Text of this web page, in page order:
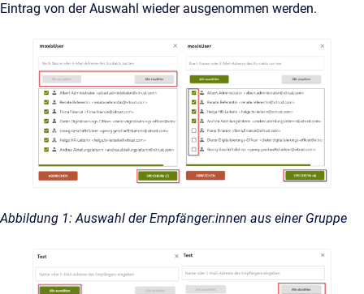
Eintrag von der Auswahl wieder ausgenommen werden.
Abbildung 1: Auswahl der Empfänger:innen aus einer Gruppe